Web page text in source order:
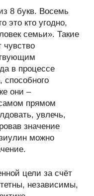
8 букв. Восемь
это кто угодно,
семьи». Такие
в процессе
способного
они –
прямом
увлечь,
значение
можно
цели за счёт
независимы,